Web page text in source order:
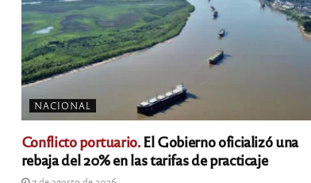
NACIONAL
Conflicto portuario.El Gobierno oficializó una
rebaja del 20% en las tarifas de practicaje